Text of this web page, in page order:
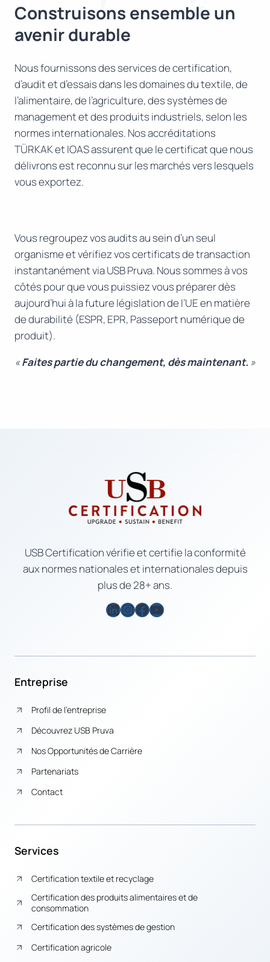
Construisons ensemble un
avenir durable
Nous fournissons des services de certification,
d’audit et d’essais dans les domaines du textile, de
l’alimentaire, de l’agriculture, des systèmes de
management et des produits industriels, selon les
normes internationales. Nos accréditations
TÜRKAK et IOAS assurent que le certificat que nous
délivrons est reconnu sur les marchés vers lesquels
vous exportez.
Vous regroupez vos audits au sein d’un seul
organisme et vérifiez vos certificats de transaction
instantanément via USB Pruva. Nous sommes à vos
côtés pour que vous puissiez vous préparer dès
aujourd’hui à la future législation de l’UE en matière
de durabilité (ESPR, EPR, Passeport numérique de
produit).
«Faites partie du changement, dès maintenant. »
USB Certification vérifie et certifie la conformité
aux normes nationales et internationales depuis
plus de 28+ ans.
LinkedIn
Instagram
Facebook
YouTube
Entreprise
Profil de l’entreprise
Découvrez USB Pruva
Nos Opportunités de Carrière
Partenariats
Contact
Services
Certification textile et recyclage
Certification des produits alimentaires et de
consommation
Certification des systèmes de gestion
Certification agricole